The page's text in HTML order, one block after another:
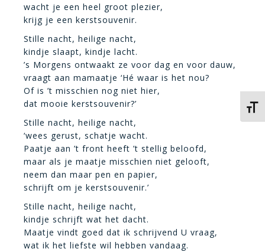
wacht je een heel groot plezier,
krijg je een kerstsouvenir.
Stille nacht, heilige nacht,
kindje slaapt, kindje lacht.
’s Morgens ontwaakt ze voor dag en voor dauw,
vraagt aan mamaatje ‘Hé waar is het nou?
Of is ’t misschien nog niet hier,
dat mooie kerstsouvenir?’
Stille nacht, heilige nacht,
‘wees gerust, schatje wacht.
Paatje aan ’t front heeft ’t stellig beloofd,
maar als je maatje misschien niet gelooft,
neem dan maar pen en papier,
schrijft om je kerstsouvenir.’
Stille nacht, heilige nacht,
kindje schrijft wat het dacht.
Maatje vindt goed dat ik schrijvend U vraag,
wat ik het liefste wil hebben vandaag.